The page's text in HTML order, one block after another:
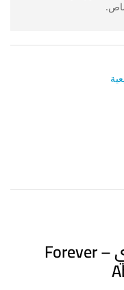
فوريفر ابسوربانت سي – Forever